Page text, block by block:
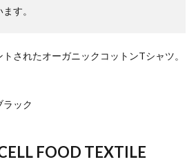
す。
されたオーガニックコットンTシャツ。
ック
FOOD TEXTILE